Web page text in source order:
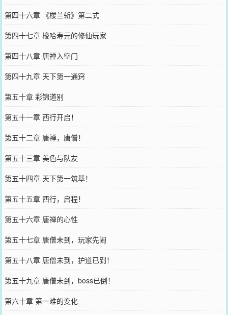
第四十六章 《楼兰斩》第二式
第四十七章 梭哈寿元的修仙玩家
第四十八章 唐禅入空门
第四十九章 天下第一通窍
第五十章 彩锦道别
第五十一章 西行开启！
第五十二章 唐禅，唐僧！
第五十三章 美色与队友
第五十四章 天下第一筑基！
第五十五章 西行，启程！
第五十六章 唐禅的心性
第五十七章 唐僧未到，玩家先闹
第五十八章 唐僧未到，护道已到！
第五十九章 唐僧未到，boss已倒！
第六十章 第一难的变化